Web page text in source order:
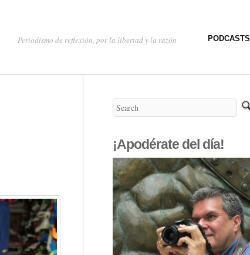
Periodismo de reflexión, por la libertad y la razón PODCASTS
¡Apodérate del día!